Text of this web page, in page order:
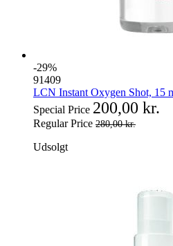
-29%
91409
LCN Instant Oxygen Shot, 15
Special Price 200,00 kr.
Regular Price 280,00 kr.
Udsolgt